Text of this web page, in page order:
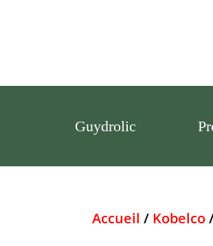
Guydrolic
Accueil / Kobelco